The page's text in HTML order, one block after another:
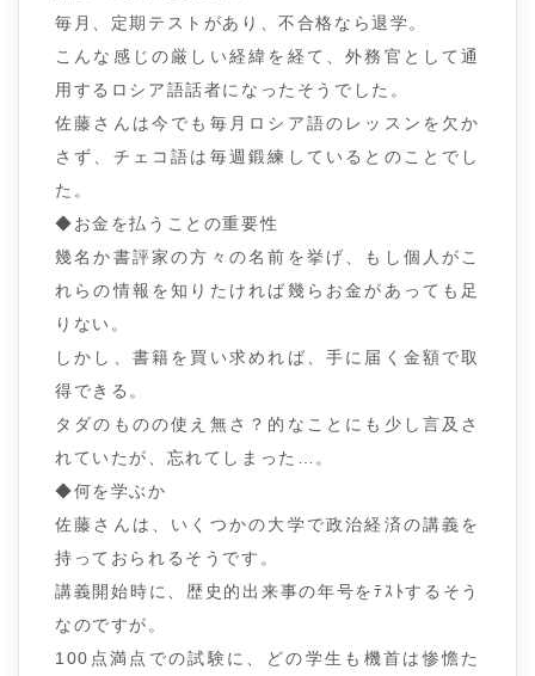
毎月、定期テストがあり、不合格なら退学。
こんな感じの厳しい経緯を経て、外務官として通
用するロシア語話者になったそうでした。
佐藤さんは今でも毎月ロシア語のレッスンを欠か
さず、チェコ語は毎週鍛練しているとのことでし
た。
◆お金を払うことの重要性
幾名か書評家の方々の名前を挙げ、もし個人がこ
れらの情報を知りたければ幾らお金があっても足
りない。
しかし、書籍を買い求めれば、手に届く金額で取
得できる。
タダのものの使え無さ？的なことにも少し言及さ
れていたが、忘れてしまった…。
◆何を学ぶか
佐藤さんは、いくつかの大学で政治経済の講義を
持っておられるそうです。
講義開始時に、歴史的出来事の年号をﾃｽﾄするそう
なのですが。
100点満点での試験に、どの学生も機首は惨憺た